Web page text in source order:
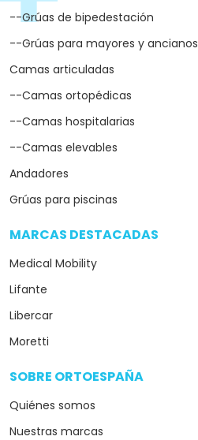
--Grúas de bipedestación
--Grúas para mayores y ancianos
Camas articuladas
--Camas ortopédicas
--Camas hospitalarias
--Camas elevables
Andadores
Grúas para piscinas
MARCAS DESTACADAS
Medical Mobility
Lifante
Libercar
Moretti
SOBRE ORTOESPAÑA
Quiénes somos
Nuestras marcas